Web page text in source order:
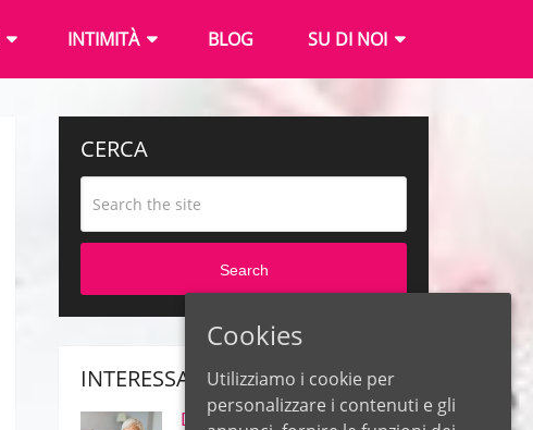
INTIMITÀ BLOG SU DI NOI
CERCA
Search
INTERESSANTE
Diabete – Quali sono le
Cookies
Utilizziamo i cookie per
personalizzare i contenuti e gli